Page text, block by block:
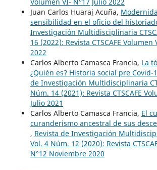
Volumen VI- N°17 Julio 2022
Juan Carlos Huaraj Acuña,
sensibilidad en el oficio del
Investigación Multidisciplinaria
16 (2022): Revista CTSCAFE Volumen
2022
Carlos Alberto Camasca Francia, La
¿Quién es? Historia social pre Covid-
de Investigación Multidisciplinaria
Núm. 14 (2021): Revista CTSCAFE
Julio 2021
Carlos Alberto Camasca Francia, El
curanderismo ancestral de sus
, Revista de Investigación
Vol. 4 Núm. 12 (2020): Revista
N°12 Noviembre 2020